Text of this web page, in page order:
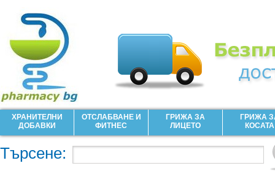
ХРАНИТЕЛНИ
ДОБАВКИ
ОТСЛАБВАНЕ И
ФИТНЕС
ГРИЖА ЗА
ЛИЦЕТО
ГРИЖА
КОСАТА
Търсене: